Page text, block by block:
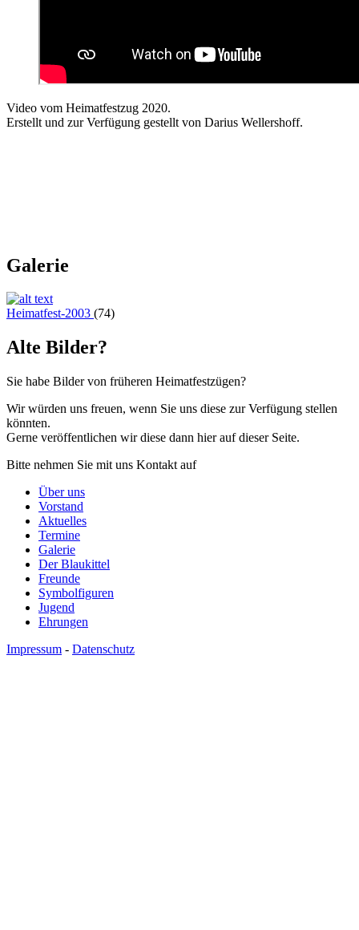
Video vom Heimatfestzug 2020.
Erstellt und zur Verfügung gestellt von Darius Wellershoff.
Galerie
Heimatfest-2003 (74)
Alte Bilder?
Sie habe Bilder von früheren Heimatfestzügen?
Wir würden uns freuen, wenn Sie uns diese zur Verfügung stellen
könnten.
Gerne veröffentlichen wir diese dann hier auf dieser Seite.
Bitte nehmen Sie mit uns Kontakt auf
Über uns
Vorstand
Aktuelles
Termine
Galerie
Der Blaukittel
Freunde
Symbolfiguren
Jugend
Ehrungen
Impressum - Datenschutz